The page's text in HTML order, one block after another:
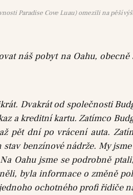
Paradise Cove Luau) omezili na pěší
náš pobyt na Oahu,
Dvakrát od společnosti
a kreditní kartu. Zatímco
pět dní po vrácení auta.
benzínové nádrže. My
Oahu jsme se podrobně
byla informace o změně
ochotného profi řidiče